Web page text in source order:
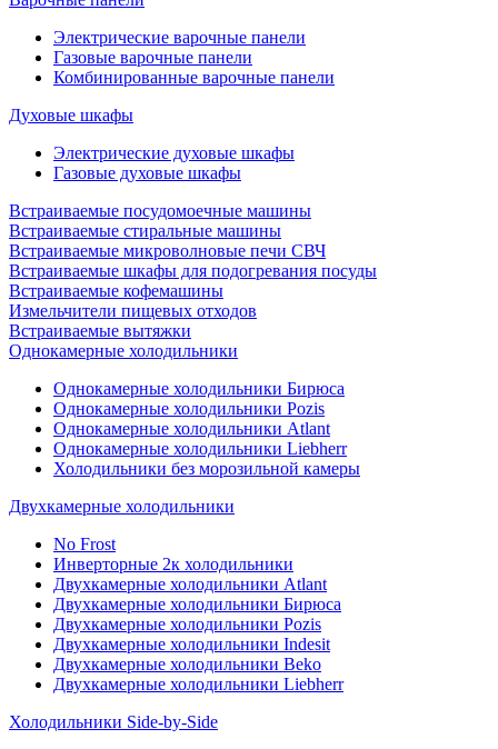
Электрические варочные панели
Газовые варочные панели
Комбинированные варочные панели
Духовые шкафы
Электрические духовые шкафы
Газовые духовые шкафы
Встраиваемые посудомоечные машины
Встраиваемые стиральные машины
Встраиваемые микроволновые печи СВЧ
Встраиваемые шкафы для подогревания посуды
Встраиваемые кофемашины
Измельчители пищевых отходов
Встраиваемые вытяжки
Однокамерные холодильники
Однокамерные холодильники Бирюса
Однокамерные холодильники Pozis
Однокамерные холодильники Atlant
Однокамерные холодильники Liebherr
Холодильники без морозильной камеры
Двухкамерные холодильники
No Frost
Инверторные 2к холодильники
Двухкамерные холодильники Atlant
Двухкамерные холодильники Бирюса
Двухкамерные холодильники Pozis
Двухкамерные холодильники Indesit
Двухкамерные холодильники Beko
Двухкамерные холодильники Liebherr
Холодильники Side-by-Side